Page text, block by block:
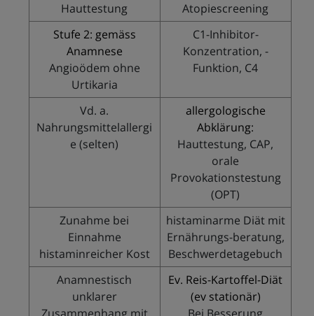
Hauttestung
Atopiescreening
Stufe 2: gemäss
Anamnese
Angioödem ohne
Urtikaria
C1-Inhibitor-
Konzentration, -
Funktion, C4
Vd. a.
Nahrungsmittelallergi
e (selten)
allergologische
Abklärung:
Hauttestung, CAP,
orale
Provokationstestung
(OPT)
Zunahme bei
Einnahme
histaminreicher Kost
histaminarme Diät mit
Ernährungs-beratung,
Beschwerdetagebuch
Anamnestisch
unklarer
Ev. Reis-Kartoffel-Diät
(ev stationär)